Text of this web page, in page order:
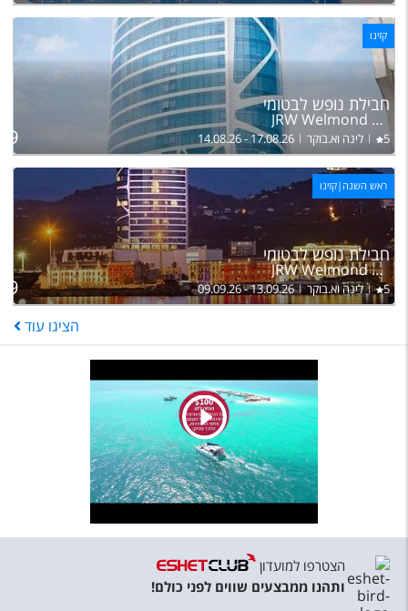
קזינו
חבילת נופש לבטומי
JRW Welmond Hotel & Casino Batumi
5 לינה וא.בוקר 14.08.26 - 17.08.26
ראש השנה|קזינו
חבילת נופש לבטומי
JRW Welmond Hotel & Casino Batumi
5 לינה וא.בוקר 09.09.26 - 13.09.26
הציגו עוד
הצטרפו למועדון
ותהנו ממבצעים שווים לפני כולם!